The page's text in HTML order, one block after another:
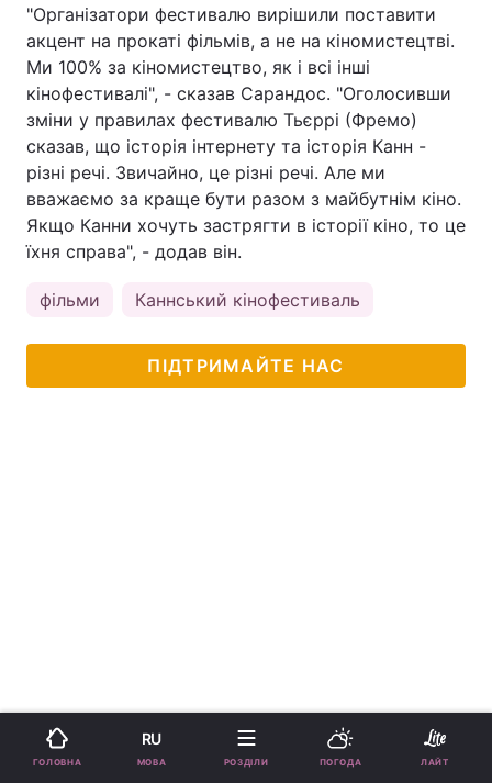
"Організатори фестивалю вирішили поставити
акцент на прокаті фільмів, а не на кіномистецтві.
Ми 100% за кіномистецтво, як і всі інші
кінофестивалі", - сказав Сарандос. "Оголосивши
зміни у правилах фестивалю Тьєррі (Фремо)
сказав, що історія інтернету та історія Канн -
різні речі. Звичайно, це різні речі. Але ми
вважаємо за краще бути разом з майбутнім кіно.
Якщо Канни хочуть застрягти в історії кіно, то це
їхня справа", - додав він.
фільми Каннський кінофестиваль
ПІДТРИМАЙТЕ НАС
ГОЛОВНА
RU
МОВА РОЗДІЛИ ПОГОДА ЛАЙТ